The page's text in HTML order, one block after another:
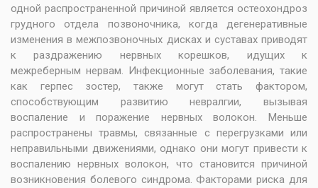
одной распространенной причиной является остеохондроз
грудного отдела позвоночника, когда дегенеративные
изменения в межпозвоночных дисках и суставах приводят
к раздражению нервных корешков, идущих к
межреберным нервам. Инфекционные заболевания, такие
как герпес зостер, также могут стать фактором,
способствующим развитию невралгии, вызывая
воспаление и поражение нервных волокон. Меньше
распространены травмы, связанные с перегрузками или
неправильными движениями, однако они могут привести к
воспалению нервных волокон, что становится причиной
возникновения болевого синдрома. Факторами риска для